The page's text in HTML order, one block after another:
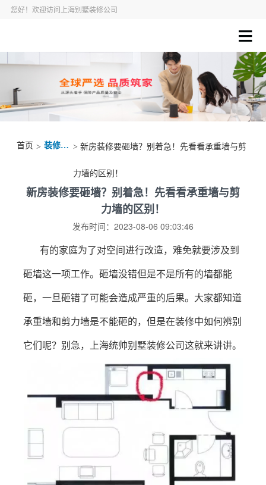
您好！欢迎访问上海别墅装修公司
首页 > 装修资讯 > 新房装修要砸墙？别着急！先看看承重墙与剪
力墙的区别！
新房装修要砸墙？别着急！先看看承重墙与剪
力墙的区别！
发布时间：2023-08-06 09:03:46
有的家庭为了对空间进行改造，难免就要涉及到
砸墙这一项工作。砸墙没错但是不是所有的墙都能
砸，一旦砸错了可能会造成严重的后果。大家都知道
承重墙和剪力墙是不能砸的，但是在装修中如何辨别
它们呢？别急，上海统帅别墅装修公司这就来讲讲。